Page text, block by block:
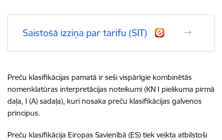
Saistošā izziņa par tarifu (SIT)
Preču klasifikācijas pamatā ir seši vispārīgie kombinētās
nomenklatūras interpretācijas noteikumi (KN I pielikuma pirmā
daļa, I (A) sadaļa), kuri nosaka preču klasifikācijas galvenos
principus.
Preču klasifikācija Eiropas Savienībā (ES) tiek veikta atbilstoši